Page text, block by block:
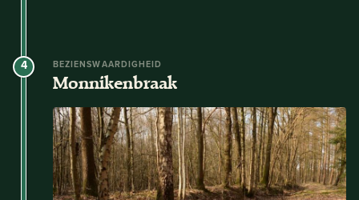
4 BEZIENSWAARDIGHEID
Monnikenbraak